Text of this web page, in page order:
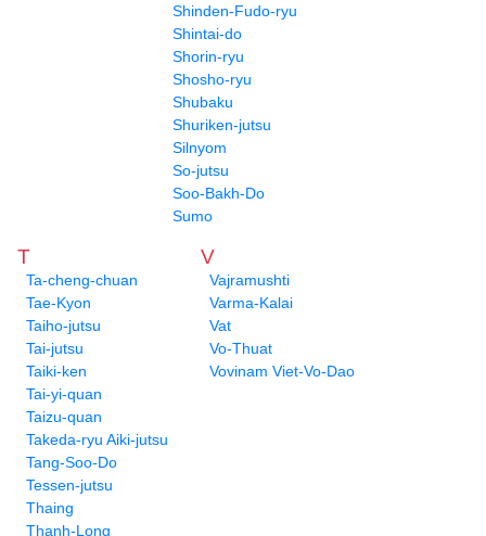
Shinden-Fudo-ryu
Shintai-do
Shorin-ryu
Shosho-ryu
Shubaku
Shuriken-jutsu
Silnyom
So-jutsu
Soo-Bakh-Do
Sumo
T
Ta-cheng-chuan
Tae-Kyon
Taiho-jutsu
Tai-jutsu
Taiki-ken
Tai-yi-quan
Taizu-quan
Takeda-ryu Aiki-jutsu
Tang-Soo-Do
Tessen-jutsu
Thaing
Thanh-Long
V
Vajramushti
Varma-Kalai
Vat
Vo-Thuat
Vovinam Viet-Vo-Dao